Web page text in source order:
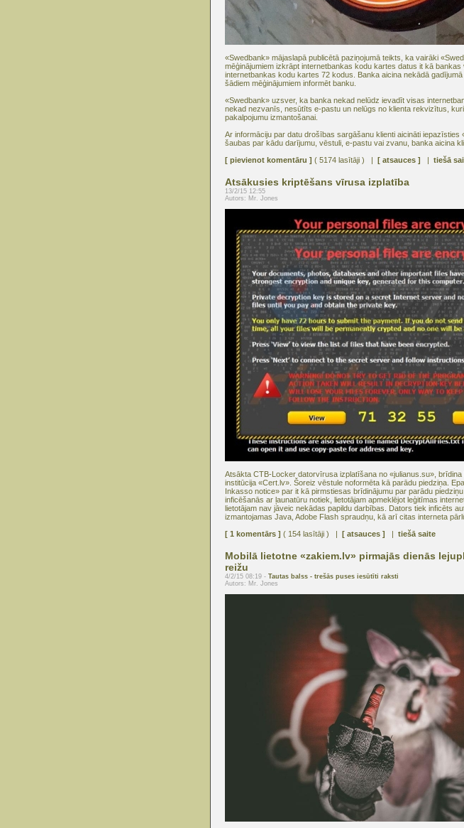
«Swedbank» mājaslapā publicētā paziņojumā teikts, ka vairāki
mēģinājumiem izkrāpt internetbankas kodu kartes datus it kā
internetbankas kodu kartes 72 kodus. Banka aicina nekādā
šādiem mēģinājumiem informēt banku.
«Swedbank» uzsver, ka banka nekad nelūdz ievadīt visas
nekad nezvanīs, nesūtīts e-pastu un nelūgs no klienta rekvizītus,
pakalpojumu izmantošanai.
Ar informāciju par datu drošības sargāšanu klienti aicināti iepazīsties
šaubas par kādu darījumu, vēstuli, e-pastu vai zvanu, banka aicina
[ pievienot komentāru ] ( 5174 lasītāji ) | [ atsauces ] | tiešā
Atsākusies kriptēšans vīrusa izplatība
13/2/15 12:55
Autors: Mr. Jones
Atsākta CTB-Locker datorvīrusa izplatīšana no «julianus.su»,
institūcija «Cert.lv». Šoreiz vēstule noformēta kā parādu piedziņa.
Inkasso notice» par it kā pirmstiesas brīdinājumu par parādu
inficēšanās ar ļaunatūru notiek, lietotājam apmeklējot leģitīmas
lietotājam nav jāveic nekādas papildu darbības. Dators tiek inficēts
izmantojamas Java, Adobe Flash spraudņu, kā arī citas interneta
[ 1 komentārs ] ( 154 lasītāji ) | [ atsauces ] | tiešā saite
Mobilā lietotne «zakiem.lv» pirmajās dienās
reižu
4/2/15 08:19 - Tautas balss - trešās puses iesūtīti raksti
Autors: Mr. Jones